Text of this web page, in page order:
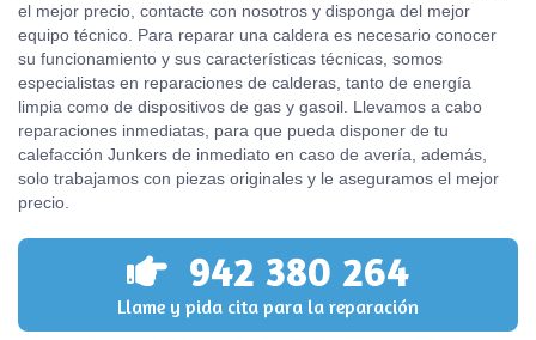
el mejor precio, contacte con nosotros y disponga del mejor
equipo técnico. Para reparar una caldera es necesario conocer
su funcionamiento y sus características técnicas, somos
especialistas en reparaciones de calderas, tanto de energía
limpia como de dispositivos de gas y gasoil. Llevamos a cabo
reparaciones inmediatas, para que pueda disponer de tu
calefacción Junkers de inmediato en caso de avería, además,
solo trabajamos con piezas originales y le aseguramos el mejor
precio.
942 380 264
Llame y pida cita para la reparación